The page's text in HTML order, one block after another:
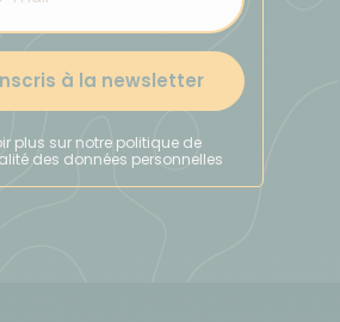
à la newsletter
plus sur notre politique de
des données personnelles